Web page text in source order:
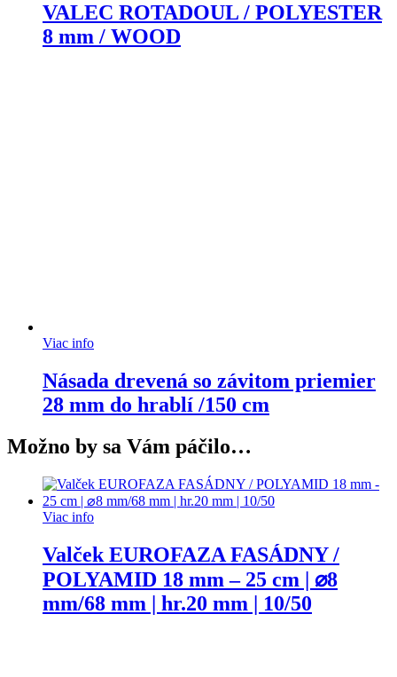
VALEC ROTADOUL / POLYESTER
8 mm / WOOD
Viac info
Násada drevená so závitom priemier
28 mm do hrablí /150 cm
Možno by sa Vám páčilo…
Viac info
Valček EUROFAZA FASÁDNY /
POLYAMID 18 mm – 25 cm | ⌀8
mm/68 mm | hr.20 mm | 10/50